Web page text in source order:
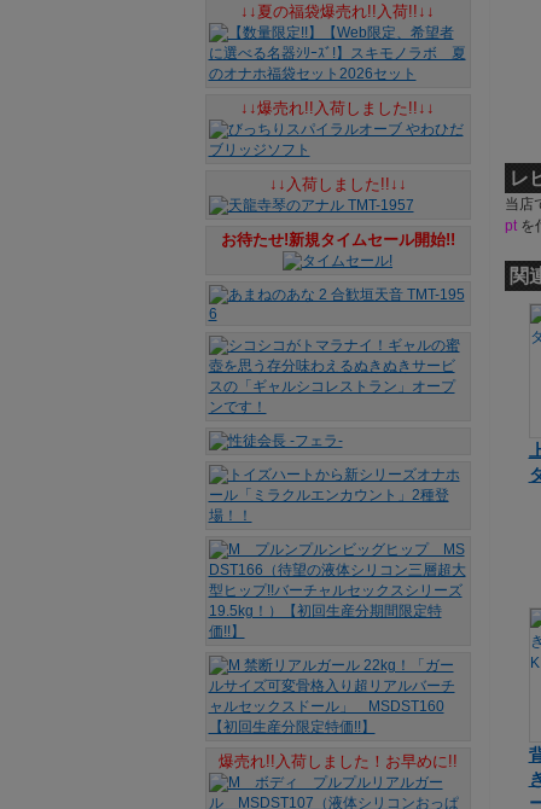
レ
当店
ptを
関
↓↓夏の福袋爆売れ!!入荷!!↓↓
↓↓爆売れ!!入荷しました!!↓↓
↓↓入荷しました!!↓↓
お待たせ!新規タイムセール開始!!
爆売れ!!入荷しました！お早めに!!